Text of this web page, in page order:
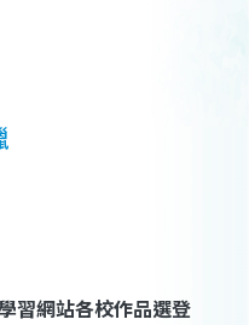
習網站各校作品選登